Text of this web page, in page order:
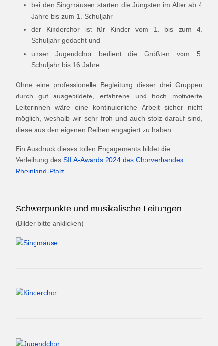
bei den Singmäusen starten die Jüngsten im Alter ab 4
Jahre bis zum 1. Schuljahr
der Kinderchor ist für Kinder vom 1. bis zum 4.
Schuljahr gedacht und
unser Jugendchor bedient die Größten vom 5.
Schuljahr bis 16 Jahre.
Ohne eine professionelle Begleitung dieser drei Gruppen
durch gut ausgebildete, erfahrene und hoch motivierte
Leiterinnen wäre eine kontinuierliche Arbeit sicher nicht
möglich, weshalb wir sehr froh und auch stolz darauf sind,
diese aus den eigenen Reihen engagiert zu haben.
Ein Ausdruck dieses tollen Engagements bildet die
Verleihung des SILA-Awards 2024 des Chorverbandes
Rheinland-Pfalz
Schwerpunkte und musikalische Leitungen
(Bilder bitte anklicken)